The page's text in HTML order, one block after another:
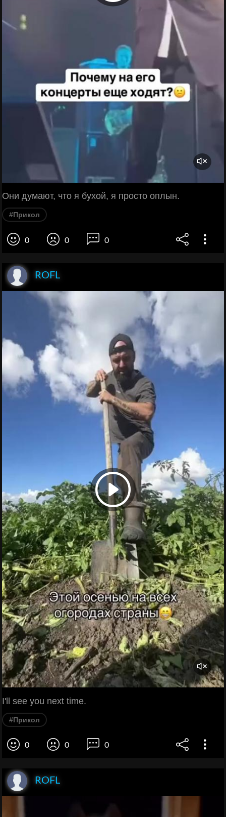
Они думают, что я бухой, я просто оплын.
#Прикол
0 0 0
ROFL
I'll see you next time.
#Прикол
0 0 0
ROFL